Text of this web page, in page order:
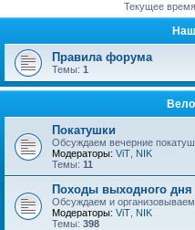
Текущее
Правила форума
Темы: 1
Покатушки
Обсуждаем вечерние
Модераторы: ViT NIK
Темы: 11
Походы выходного дня
Обсуждаем и
Модераторы: ViT NIK
Темы: 398